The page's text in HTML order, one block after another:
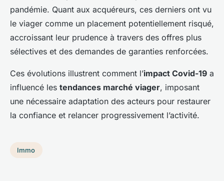
pandémie. Quant aux acquéreurs, ces derniers ont vu
le viager comme un placement potentiellement risqué,
accroissant leur prudence à travers des offres plus
sélectives et des demandes de garanties renforcées.
Ces évolutions illustrent comment l’impact Covid-19 a
influencé les tendances marché viager, imposant
une nécessaire adaptation des acteurs pour restaurer
la confiance et relancer progressivement l’activité.
Immo